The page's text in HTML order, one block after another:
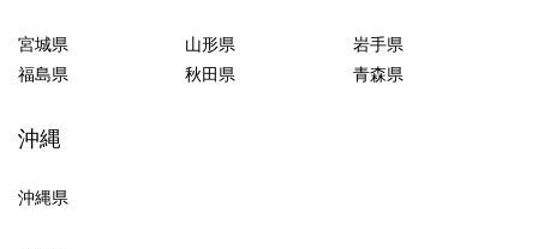
宮城県 山形県
岩手県
福島県
秋田県 青森県
沖縄
沖縄県